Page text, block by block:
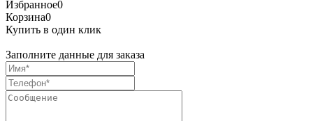
Избранное0
Корзина0
Купить в один клик
Заполните данные для заказа